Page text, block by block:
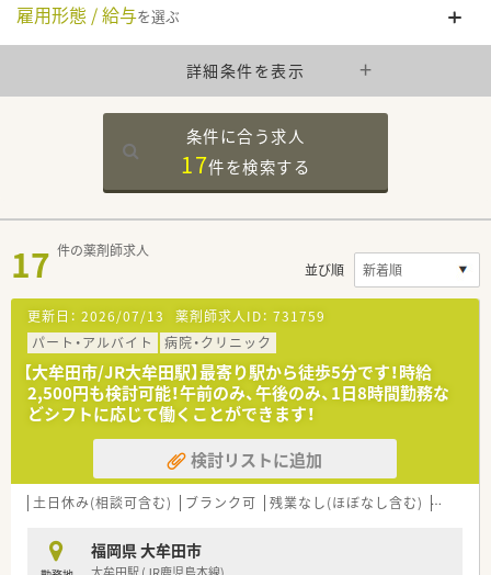
雇用形態 / 給与を選ぶ
詳細条件を表示
条件に合う求人
17件を検索する
17 件の薬剤師求人
並び順
更新日： 2026/07/13 薬剤師求人ID： 731759
パート・アルバイト
病院・クリニック
【大牟田市/JR大牟田駅】最寄り駅から徒歩5分です！時給
2,500円も検討可能！午前のみ、午後のみ、1日8時間勤務な
どシフトに応じて働くことができます！
検討リストに追加
土日休み(相談可含む) ブランク可 残業なし(ほぼなし含む) 転勤な
福岡県 大牟田市